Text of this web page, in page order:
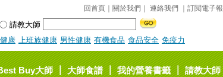
回首頁 關於我們 連絡我們 訂閱電子報
請教大師
康 上班族健康 男性健康 有機食品 食品安全 免疫力
Buy大師｜大師食譜｜我的營養書籤｜請教大師